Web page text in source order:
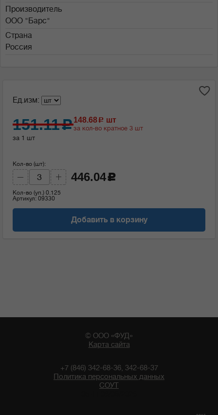
Производитель
ООО "Барс"
Страна
Россия
Ед.изм:
151.11c
за 1 шт
148.68c шт
за кол-во кратное 3 шт
Кол-во (шт):
Кол-во (уп.) 0.125
Артикул: 09330
446.04c
Добавить в корзину
© ООО «ФУД»
Карта сайта
+7 (846) 342-68-36, 342-68-37
Политика персональных данных
СОУТ